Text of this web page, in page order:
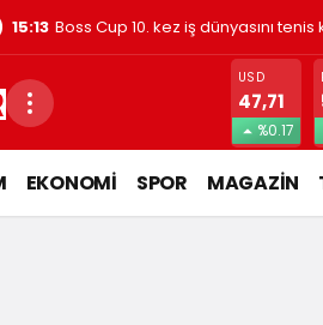
15:13 Boss Cup 10. kez iş dünyasını
USD
47,71
%0.17
EKONOMİ SPOR MAGAZİN